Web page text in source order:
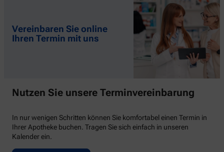
Vereinbaren Sie online
Ihren Termin mit uns
Nutzen Sie unsere Terminvereinbarung
In nur wenigen Schritten können Sie komfortabel einen Termin in
Ihrer Apotheke buchen. Tragen Sie sich einfach in unseren
Kalender ein.